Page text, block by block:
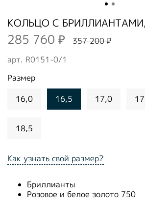
арт. R0151-0/1
КОЛЬЦО С БРИЛЛИАНТАМИ,
285 760 ₽ 357 200 ₽
Как узнать свой размер?
Размер
16,0
16,5 17,0
18,5
Бриллианты
Розовое и белое золото 750